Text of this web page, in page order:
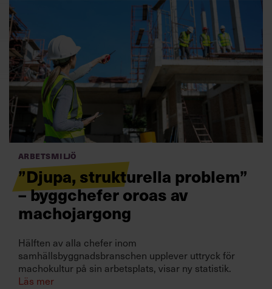
Logga in
Prenumerera
Arbetsmiljö
”Djupa, strukturella problem”
– byggchefer oroas av
machojargong
Hälften av alla chefer inom
samhällsbyggnadsbranschen upplever uttryck för
machokultur på sin arbetsplats, visar ny statistik.
Läs mer